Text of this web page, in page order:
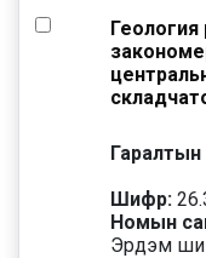
Шифр:
Номын
Эрдэм